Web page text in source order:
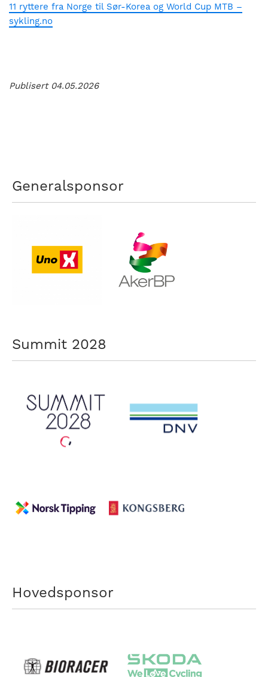
11 ryttere fra Norge til Sør-Korea og World Cup MTB –
sykling.no
Publisert 04.05.2026
Generalsponsor
Summit 2028
Hovedsponsor